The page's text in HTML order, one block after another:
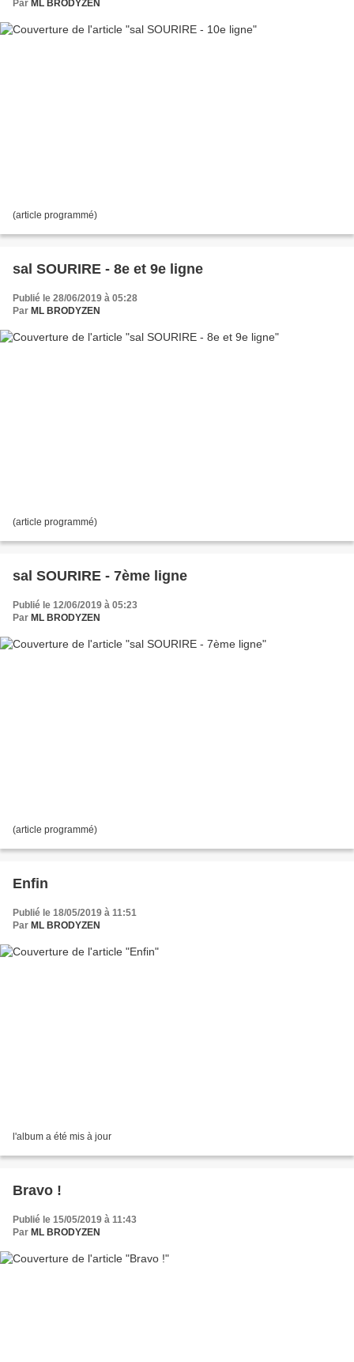
Par ML BRODYZEN
(article programmé)
sal SOURIRE - 8e et 9e ligne
Publié le 28/06/2019 à 05:28
Par ML BRODYZEN
(article programmé)
sal SOURIRE - 7ème ligne
Publié le 12/06/2019 à 05:23
Par ML BRODYZEN
(article programmé)
Enfin
Publié le 18/05/2019 à 11:51
Par ML BRODYZEN
l'album a été mis à jour
Bravo !
Publié le 15/05/2019 à 11:43
Par ML BRODYZEN